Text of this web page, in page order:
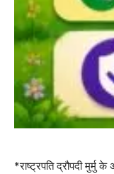
*राष्ट्रपति द्रौपदी मुर्मु